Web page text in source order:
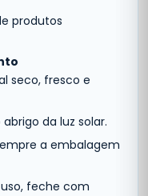
produtos
seco, fresco e
da luz solar.
a embalagem
feche com